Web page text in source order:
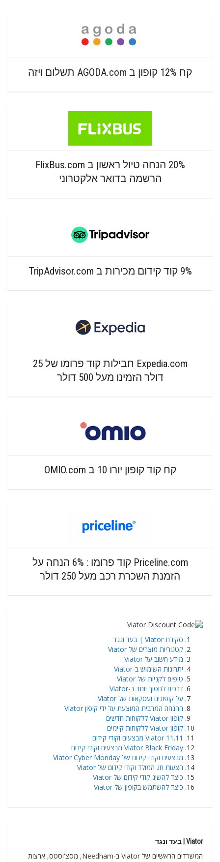
קח 12% קופון ב AGODA.com תשלום ויזה
20% הנחה טיול ראשון ב FlixBus.com
הרשמה בדואר אלקטרוני
9% קוד קידום מכירות ב TripAdvisor.com
Expedia.com חבילות קוד פרומו של 25
דולר הזמינו מעל 500 דולר
קח קוד קופון יורו 10 ב OMIO.com
Priceline.com קוד פרומו : 6% הנחה על
הזמנת השכרת רכב מעל 250 דולר
סקירת Viator | בעד ונגד
קטגוריות מוצרים של Viator
מידע חשוב על Viator
יתרונות השימוש ב-Viator
טיפים לקניות של Viator
דרכים לחסוך יותר ב-Viator
על קופונים ועסקאות של Viator
ההנחה המרבית המוצעת על ידי קופון Viator
קופון Viator ללקוחות חדשים
קופון Viator ללקוחות קיימים
Viator 11.11 מבצעים וקודי קידום
Viator Black Friday מבצעים וקודי קידום
מבצעים וקודי קידום של Viator Cyber Monday
הצעות חג המולד וקודי קידום של Viator
כיצד להשיג קודי קידום של Viator
כיצד להשתמש בקופון של Viator
Viator | בעד ונגד
המשרדים הראשיים של Viator ב-Needham, מסצ'וסטס, ארצות